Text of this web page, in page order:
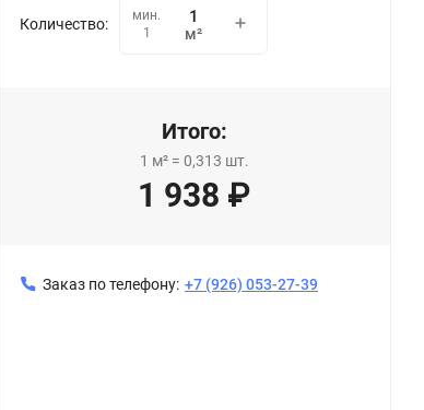
Количество:
мин.
1
м²
Итого:
1 м²= 0,313 шт.
1 938 ₽
Заказ по телефону: +7 (926) 053-27-39